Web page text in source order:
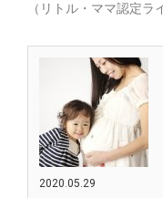
（リトル・ママ認定
2020.05.29